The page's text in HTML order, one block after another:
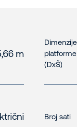
m
Dimenzije
platforme
(DxŠ)
Broj sati